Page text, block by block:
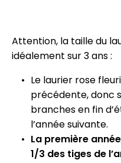
Attention, la taille du
idéalement sur 3 ans :
Le laurier rose
précédente, donc
branches en fin
l’année suivante.
La première année
1/3 des tiges de